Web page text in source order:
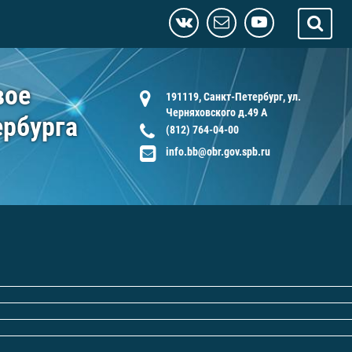
191119, Санкт-Петербург, ул.
Черняховского д.49 А
(812) 764-04-00
info.bb@obr.gov.spb.ru